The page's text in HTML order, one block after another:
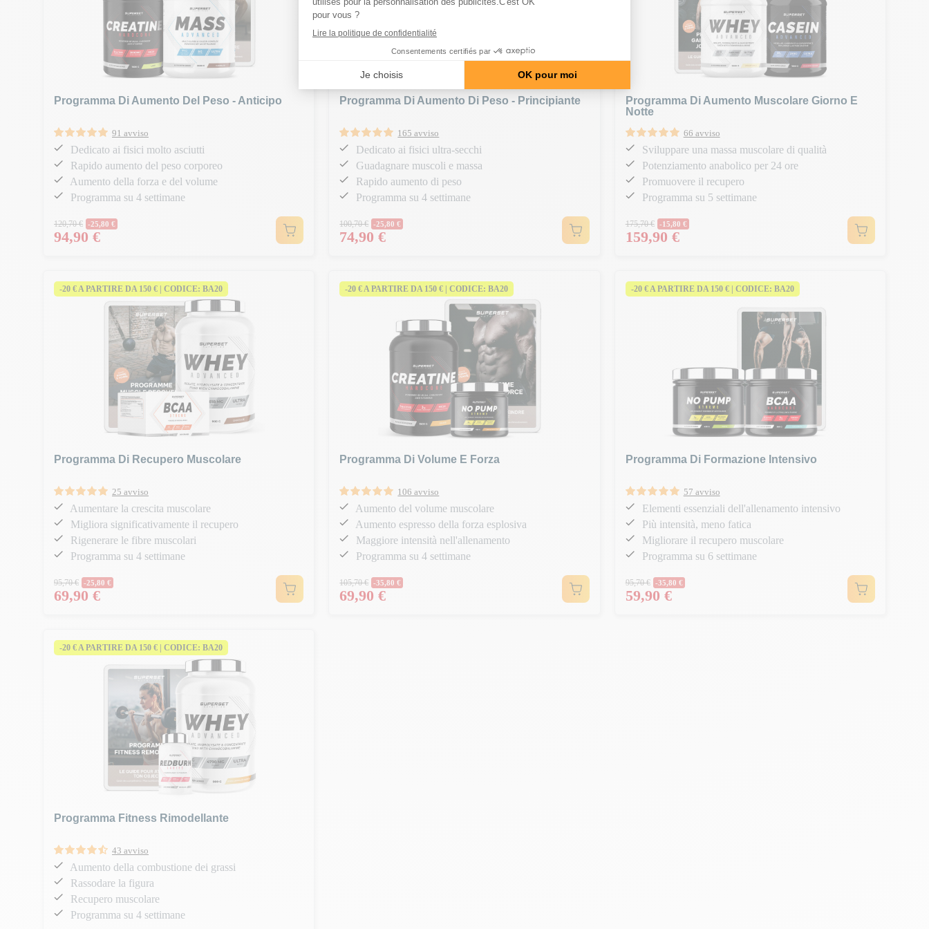
Programma Di Aumento Del Peso - Anticipo
91 avviso
Dedicato ai fisici molto asciutti
Rapido aumento del peso corporeo
Aumento della forza e del volume
Programma su 4 settimane
Prezzo normale
120,70 € -25,80 €
Prezzo
94,90 €
Programma Di Aumento Di Peso - Principiante
165 avviso
Dedicato ai fisici ultra-secchi
Guadagnare muscoli e massa
Rapido aumento di peso
Programma su 4 settimane
Prezzo normale
100,70 € -25,80 €
Prezzo
74,90 €
Programma Di Aumento Muscolare Giorno E
Notte
66 avviso
Sviluppare una massa muscolare di qualità
Potenziamento anabolico per 24 ore
Promuovere il recupero
Programma su 5 settimane
Prezzo normale
175,70 € -15,80 €
Prezzo
159,90 €
-20 € A PARTIRE DA 150 € | CODICE: BA20
Programma Di Recupero Muscolare
25 avviso
Aumentare la crescita muscolare
Migliora significativamente il recupero
Rigenerare le fibre muscolari
Programma su 4 settimane
Prezzo normale
95,70 € -25,80 €
Prezzo
69,90 €
-20 € A PARTIRE DA 150 € | CODICE: BA20
Programma Di Volume E Forza
106 avviso
Aumento del volume muscolare
Aumento espresso della forza esplosiva
Maggiore intensità nell'allenamento
Programma su 4 settimane
Prezzo normale
105,70 € -35,80 €
Prezzo
69,90 €
-20 € A PARTIRE DA 150 € | CODICE: BA20
Programma Di Formazione Intensivo
57 avviso
Elementi essenziali dell'allenamento intensivo
Più intensità, meno fatica
Migliorare il recupero muscolare
Programma su 6 settimane
Prezzo normale
95,70 € -35,80 €
Prezzo
59,90 €
-20 € A PARTIRE DA 150 € | CODICE: BA20
Programma Fitness Rimodellante
43 avviso
Aumento della combustione dei grassi
Rassodare la figura
Recupero muscolare
Programma su 4 settimane